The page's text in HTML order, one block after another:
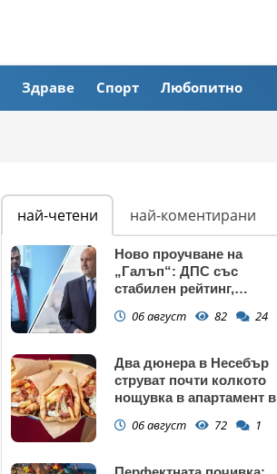
Здраве Спорт Любопитно
най-четени най-коментирани
Ново проучване на
„Галъп“: ДПС със
стабилен рейтинг,
запазва
06 август 82 24
Два дюнера в Несебър
струват почти колкото
нощувка в апартамент в
06 август 72 1